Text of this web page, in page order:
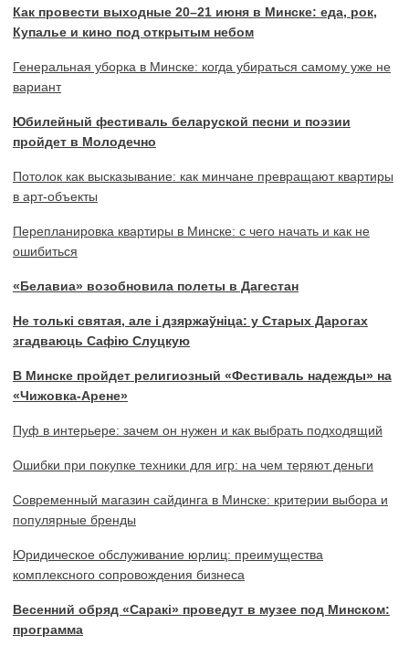
Как провести выходные 20–21 июня в Минске: еда, рок,
Купалье и кино под открытым небом
Генеральная уборка в Минске: когда убираться самому уже не
вариант
Юбилейный фестиваль беларуской песни и поэзии
пройдет в Молодечно
Потолок как высказывание: как минчане превращают квартиры
в арт-объекты
Перепланировка квартиры в Минске: с чего начать и как не
ошибиться
«Белавиа» возобновила полеты в Дагестан
Не толькі святая, але і дзяржаўніца: у Старых Дарогах
згадваюць Сафію Слуцкую
В Минске пройдет религиозный «Фестиваль надежды» на
«Чижовка-Арене»
Пуф в интерьере: зачем он нужен и как выбрать подходящий
Ошибки при покупке техники для игр: на чем теряют деньги
Современный магазин сайдинга в Минске: критерии выбора и
популярные бренды
Юридическое обслуживание юрлиц: преимущества
комплексного сопровождения бизнеса
Весенний обряд «Саракі» проведут в музее под Минском:
программа